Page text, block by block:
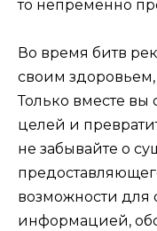
то непременно
Во время битв
своим
Только вместе вы
целей и
не забывайте о
возможности для
информацией,